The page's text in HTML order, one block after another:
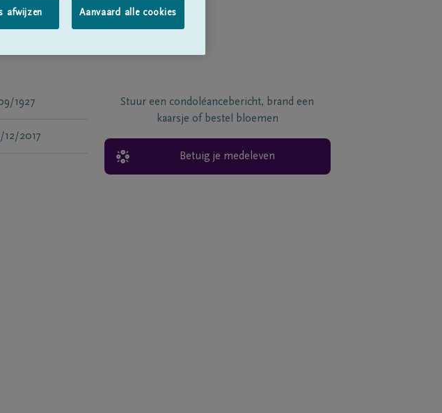
1927
12/2017
Stuur een condoléancebericht, brand een
kaarsje of bestel bloemen
Betuig je medeleven
afwijzen Aanvaard alle cookies